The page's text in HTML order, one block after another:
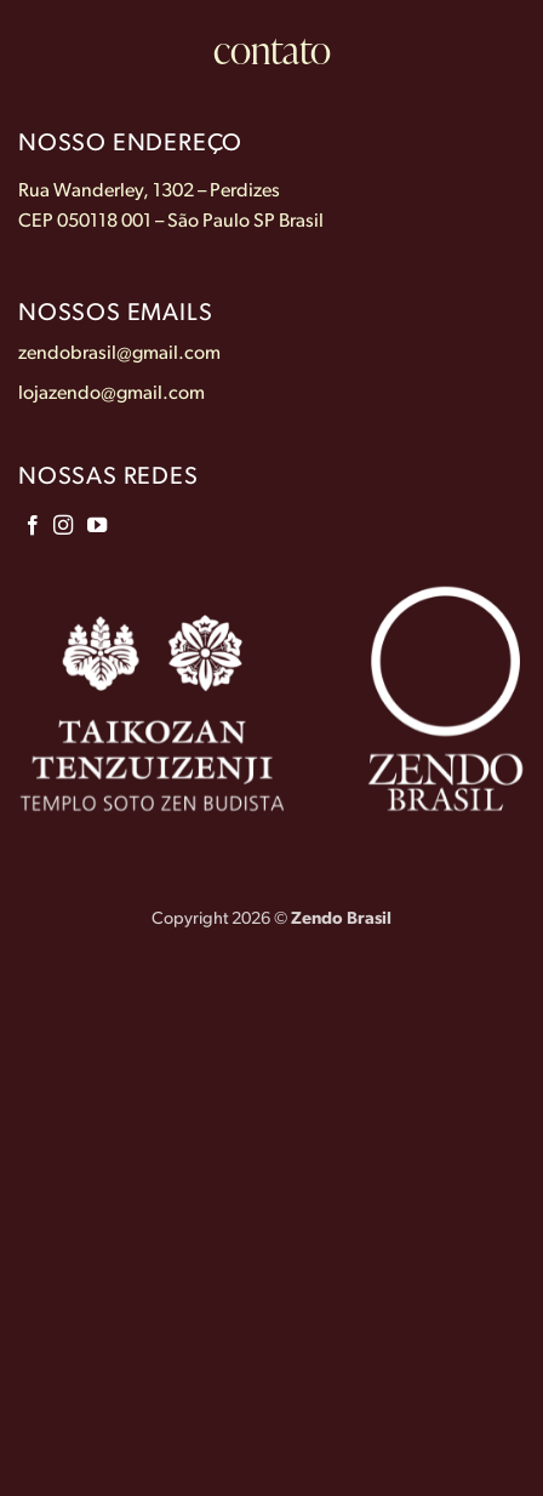
contato
NOSSO ENDEREÇO
Rua Wanderley, 1302 – Perdizes
CEP 050118 001 – São Paulo SP Brasil
NOSSOS EMAILS
zendobrasil@gmail.com
lojazendo@gmail.com
NOSSAS REDES
Copyright 2026 © Zendo Brasil